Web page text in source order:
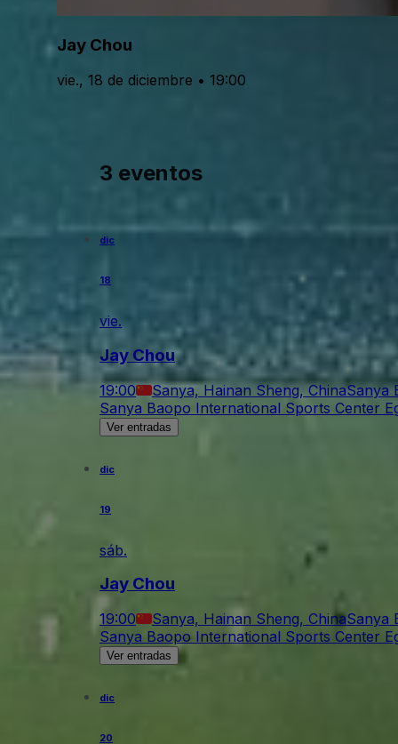
Jay Chou
vie., 18 de diciembre • 19:00
3 eventos
dic
18
vie.
Jay Chou
19:00 Sanya, Hainan Sheng, ChinaSanya
Sanya Baopo International Sports Center
Ver entradas
dic
19
sáb.
Jay Chou
19:00 Sanya, Hainan Sheng, ChinaSanya
Sanya Baopo International Sports Center
Ver entradas
dic
20